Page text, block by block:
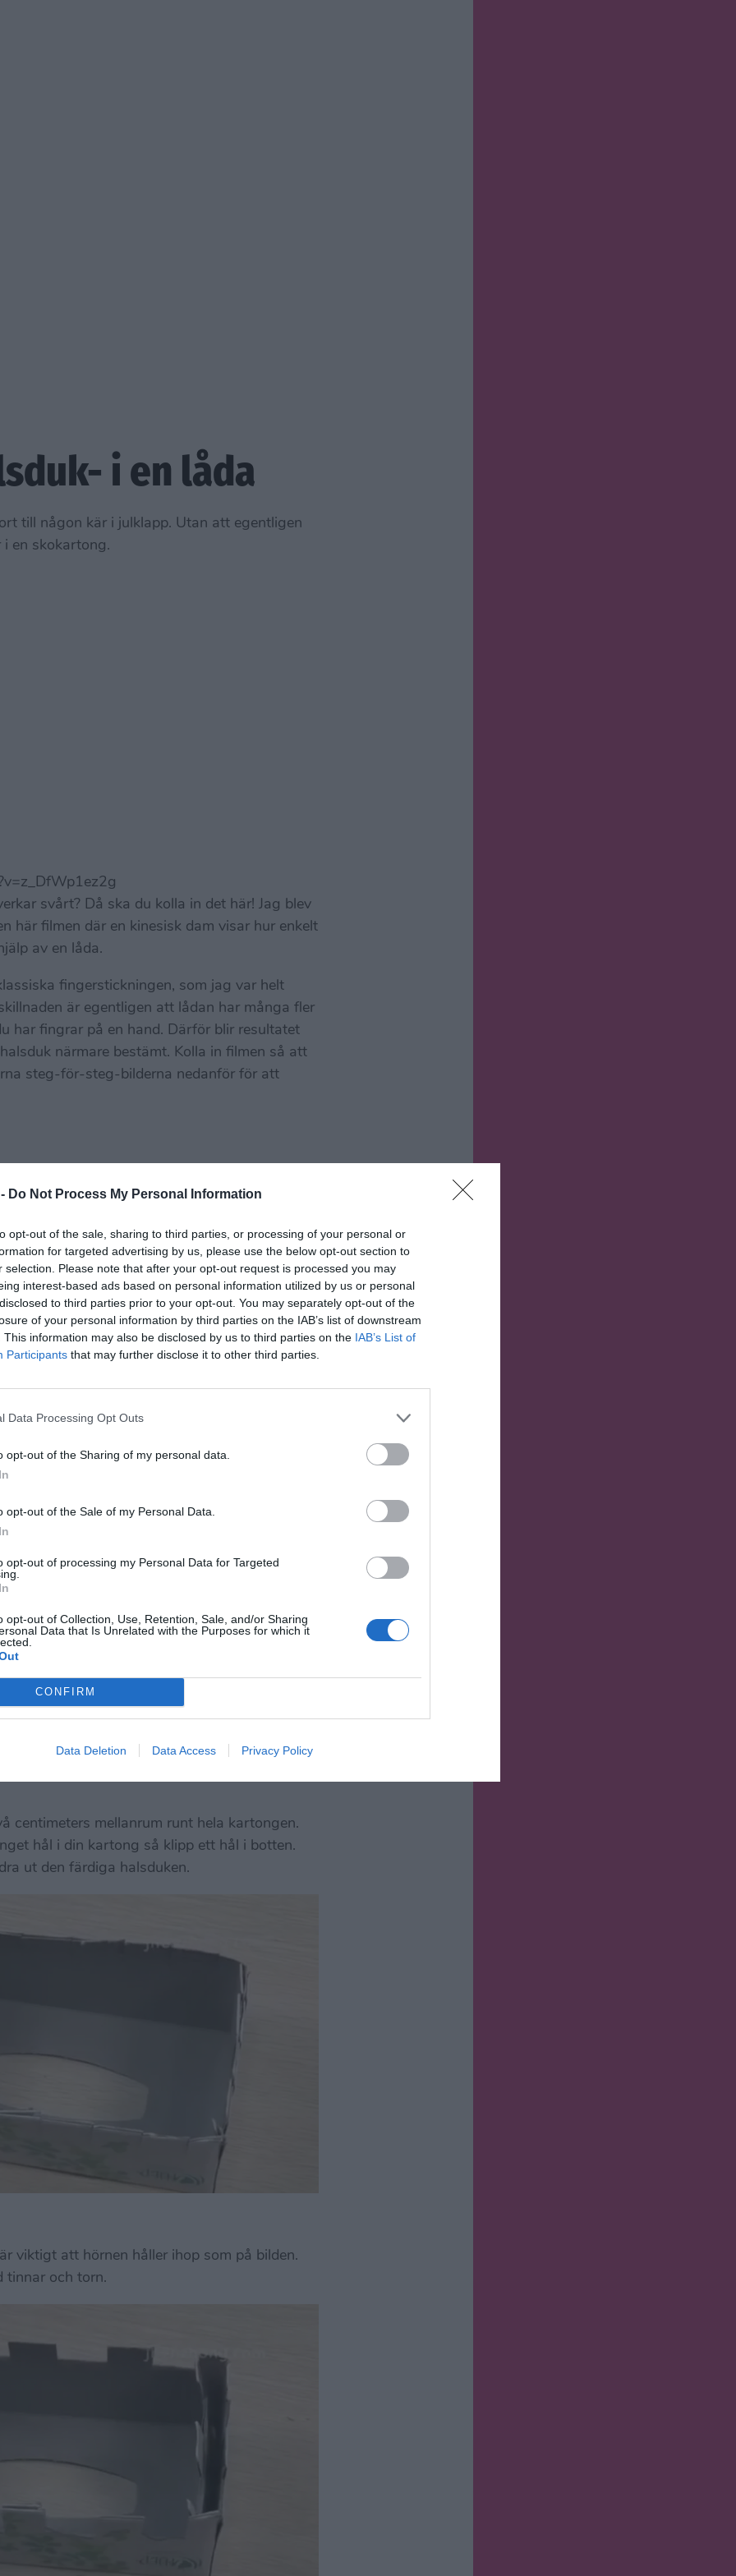
Do Not Process My Personal Information
opt-out of the sale, sharing to third parties, or processing of your personal or
for targeted advertising by us, please use the below opt-out section to
selection. Please note that after your opt-out request is processed you may
interest-based ads based on personal information utilized by us or personal
to third parties prior to your opt-out. You may separately opt-out of the
of your personal information by third parties on the IAB’s list of downstream
This information may also be disclosed by us to third parties on the IAB’s List of
Participants that may further disclose it to other third parties.
Data Processing Opt Outs
opt-out of the Sharing of my personal data.
opt-out of the Sale of my Personal Data.
opt-out of processing my Personal Data for Targeted
opt-out of Collection, Use, Retention, Sale, and/or Sharing
Data that Is Unrelated with the Purposes for which it
CONFIRM
Data Deletion Data Access Privacy Policy
i en låda
till någon kär i julklapp. Utan att egentligen
i en skokartong.
svårt? Då ska du kolla in det här! Jag blev
här filmen där en kinesisk dam visar hur enkelt
av en låda.
fingerstickningen, som jag var helt
är egentligen att lådan har många fler
har fingrar på en hand. Därför blir resultatet
närmare bestämt. Kolla in filmen så att
steg-för-steg-bilderna nedanför för att
pappersnäsdukar
centimeters mellanrum runt hela kartongen.
hål i din kartong så klipp ett hål i botten.
ut den färdiga halsduken.
viktigt att hörnen håller ihop som på bilden.
tinnar och torn.